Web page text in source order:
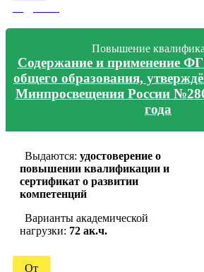
Повышение
Содержание и применение
общего образования,
Минпросвещения России
года
Выдаются: удостоверение о
повышении квалификации и
сертификат о развитии
компетенций
Варианты академической
нагрузки: 72 ак.ч.
От